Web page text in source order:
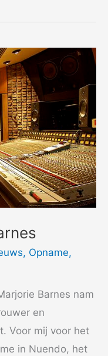
, Opname,
Barnes nam
en
Voor mij voor het
in Nuendo, het